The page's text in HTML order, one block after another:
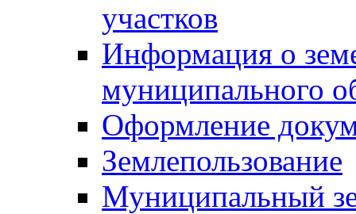
участков
Информация о
муниципального
Оформление
Землепользование
Муниципальный